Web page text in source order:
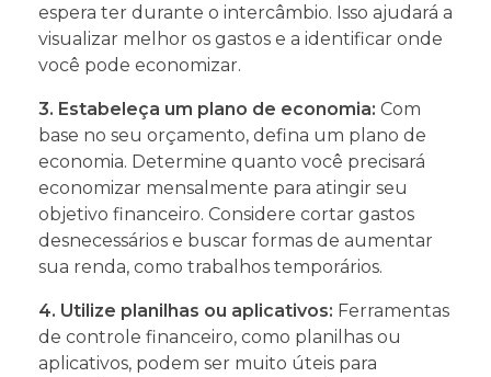
espera ter durante o intercâmbio. Isso ajudará a
visualizar melhor os gastos e a identificar onde
você pode economizar.
3. Estabeleça um plano de economia: Com
base no seu orçamento, defina um plano de
economia. Determine quanto você precisará
economizar mensalmente para atingir seu
objetivo financeiro. Considere cortar gastos
desnecessários e buscar formas de aumentar
sua renda, como trabalhos temporários.
4. Utilize planilhas ou aplicativos: Ferramentas
de controle financeiro, como planilhas ou
aplicativos, podem ser muito úteis para